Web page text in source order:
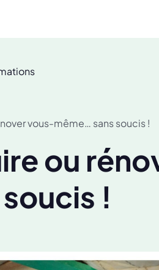
vous-même… sans soucis !
ou
!